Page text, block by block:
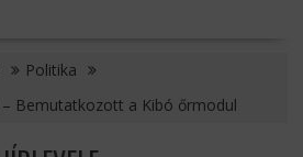
Politika
– Bemutatkozott a Kibó őrmodul